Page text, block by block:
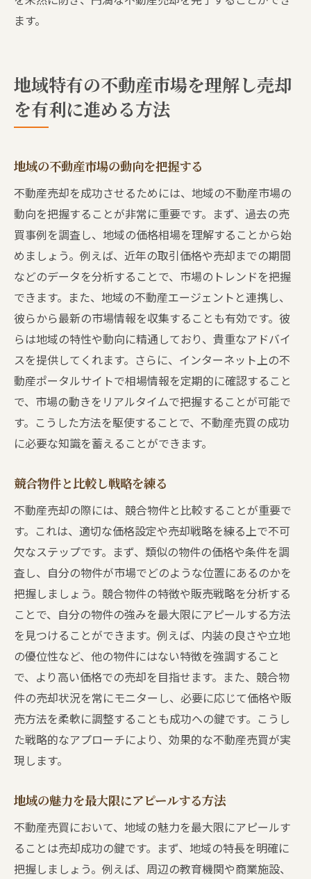
ます。
地域特有の不動産市場を理解し売却
を有利に進める方法
地域の不動産市場の動向を把握する
不動産売却を成功させるためには、地域の不動産市場の
動向を把握することが非常に重要です。まず、過去の売
買事例を調査し、地域の価格相場を理解することから始
めましょう。例えば、近年の取引価格や売却までの期間
などのデータを分析することで、市場のトレンドを把握
できます。また、地域の不動産エージェントと連携し、
彼らから最新の市場情報を収集することも有効です。彼
らは地域の特性や動向に精通しており、貴重なアドバイ
スを提供してくれます。さらに、インターネット上の不
動産ポータルサイトで相場情報を定期的に確認すること
で、市場の動きをリアルタイムで把握することが可能で
す。こうした方法を駆使することで、不動産売買の成功
に必要な知識を蓄えることができます。
競合物件と比較し戦略を練る
不動産売却の際には、競合物件と比較することが重要で
す。これは、適切な価格設定や売却戦略を練る上で不可
欠なステップです。まず、類似の物件の価格や条件を調
査し、自分の物件が市場でどのような位置にあるのかを
把握しましょう。競合物件の特徴や販売戦略を分析する
ことで、自分の物件の強みを最大限にアピールする方法
を見つけることができます。例えば、内装の良さや立地
の優位性など、他の物件にはない特徴を強調すること
で、より高い価格での売却を目指せます。また、競合物
件の売却状況を常にモニターし、必要に応じて価格や販
売方法を柔軟に調整することも成功への鍵です。こうし
た戦略的なアプローチにより、効果的な不動産売買が実
現します。
地域の魅力を最大限にアピールする方法
不動産売買において、地域の魅力を最大限にアピールす
ることは売却成功の鍵です。まず、地域の特長を明確に
把握しましょう。例えば、周辺の教育機関や商業施設、